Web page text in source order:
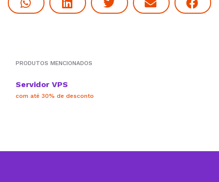
PRODUTOS MENCIONADOS
Servidor VPS
com até 30% de desconto